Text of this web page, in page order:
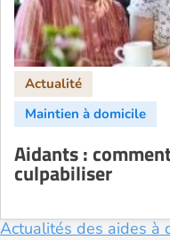
Aidants :
culpabiliser
Actualités des aides à